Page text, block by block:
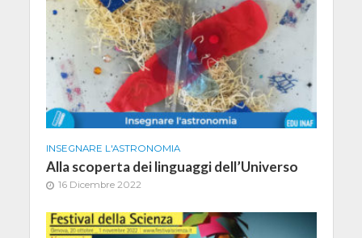
INSEGNARE L'ASTRONOMIA
Alla scoperta dei linguaggi dell’Universo
16 Dicembre 2022